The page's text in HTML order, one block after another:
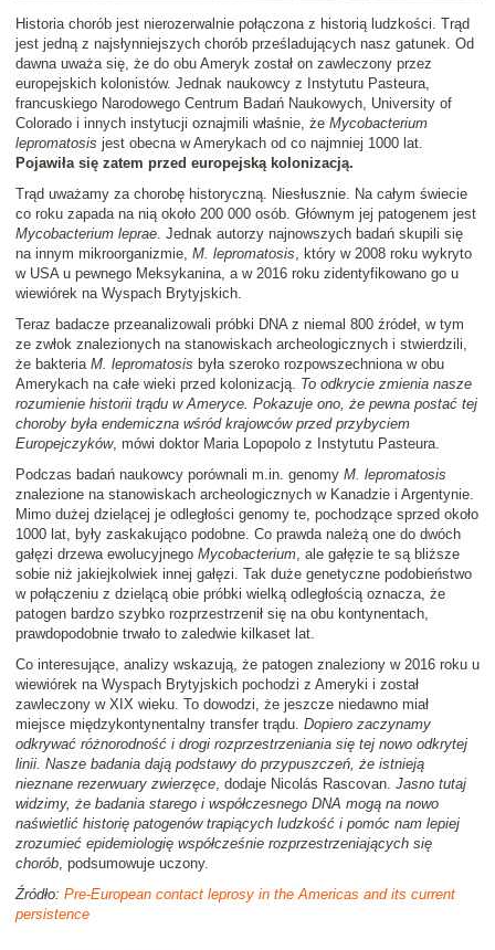
Historia chorób jest nierozerwalnie połączona z historią ludzkości. Trąd
jest jedną z najsłynniejszych chorób prześladujących nasz gatunek. Od
dawna uważa się, że do obu Ameryk został on zawleczony przez
europejskich kolonistów. Jednak naukowcy z Instytutu Pasteura,
francuskiego Narodowego Centrum Badań Naukowych, University of
Colorado i innych instytucji oznajmili właśnie, że Mycobacterium
lepromatosis jest obecna w Amerykach od co najmniej 1000 lat.
Pojawiła się zatem przed europejską kolonizacją.
Trąd uważamy za chorobę historyczną. Niesłusznie. Na całym świecie
co roku zapada na nią około 200 000 osób. Głównym jej patogenem jest
Mycobacterium leprae. Jednak autorzy najnowszych badań skupili się
na innym mikroorganizmie, M. lepromatosis, który w 2008 roku wykryto
w USA u pewnego Meksykanina, a w 2016 roku zidentyfikowano go u
wiewiórek na Wyspach Brytyjskich.
Teraz badacze przeanalizowali próbki DNA z niemal 800 źródeł, w tym
ze zwłok znalezionych na stanowiskach archeologicznych i stwierdzili,
że bakteria M. lepromatosis była szeroko rozpowszechniona w obu
Amerykach na całe wieki przed kolonizacją. To odkrycie zmienia nasze
rozumienie historii trądu w Ameryce. Pokazuje ono, że pewna postać tej
choroby była endemiczna wśród krajowców przed przybyciem
Europejczyków, mówi doktor Maria Lopopolo z Instytutu Pasteura.
Podczas badań naukowcy porównali m.in. genomy M. lepromatosis
znalezione na stanowiskach archeologicznych w Kanadzie i Argentynie.
Mimo dużej dzielącej je odległości genomy te, pochodzące sprzed około
1000 lat, były zaskakująco podobne. Co prawda należą one do dwóch
gałęzi drzewa ewolucyjnego Mycobacterium, ale gałęzie te są bliższe
sobie niż jakiejkolwiek innej gałęzi. Tak duże genetyczne podobieństwo
w połączeniu z dzielącą obie próbki wielką odległością oznacza, że
patogen bardzo szybko rozprzestrzenił się na obu kontynentach,
prawdopodobnie trwało to zaledwie kilkaset lat.
Co interesujące, analizy wskazują, że patogen znaleziony w 2016 roku u
wiewiórek na Wyspach Brytyjskich pochodzi z Ameryki i został
zawleczony w XIX wieku. To dowodzi, że jeszcze niedawno miał
miejsce międzykontynentalny transfer trądu. Dopiero zaczynamy
odkrywać różnorodność i drogi rozprzestrzeniania się tej nowo odkrytej
linii. Nasze badania dają podstawy do przypuszczeń, że istnieją
nieznane rezerwuary zwierzęce, dodaje Nicolás Rascovan. Jasno tutaj
widzimy, że badania starego i współczesnego DNA mogą na nowo
naświetlić historię patogenów trapiących ludzkość i pomóc nam lepiej
zrozumieć epidemiologię współcześnie rozprzestrzeniających się
chorób, podsumowuje uczony.
Źródło: Pre-European contact leprosy in the Americas and its current
persistence